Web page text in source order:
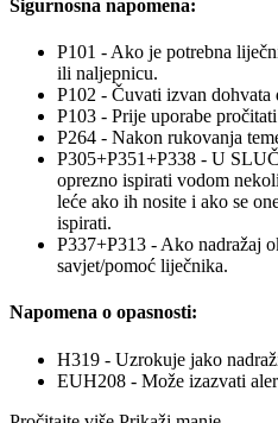
Sigurnosna napomena:
P101 - Ako je potrebna
ili naljepnicu.
P102 - Čuvati izvan dohvata
P103 - Prije uporabe
P264 - Nakon rukovanja
P305+P351+P338 - U
oprezno ispirati vodom
leće ako ih nosite i ako se
ispirati.
P337+P313 - Ako nadražaj
savjet/pomoć liječnika.
Napomena o opasnosti:
H319 - Uzrokuje jako
EUH208 - Može izazvati